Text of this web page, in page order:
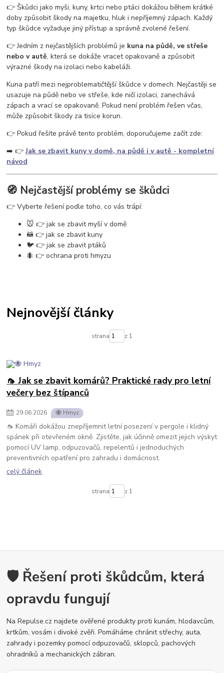
vosy v pergole
ochrana proti vosám
jak se zbavit vosího hnízda
odpuzovač vos
past na vosy
létající hmyz vosy v domě vosy ve střeše
👉 Škůdci jako myši, kuny, krtci nebo ptáci dokážou během krátké
doby způsobit škody na majetku, hluk i nepříjemný zápach. Každý
typ škůdce vyžaduje jiný přístup a správně zvolené řešení.
👉 Jedním z nejčastějších problémů je kuna na půdě, ve střeše
nebo v autě, která se dokáže vracet opakovaně a způsobit
výrazné škody na izolaci nebo kabeláži.
Kuna patří mezi nejproblematičtější škůdce v domech. Nejčastěji se
usazuje na půdě nebo ve střeše, kde ničí izolaci, zanechává
zápach a vrací se opakovaně. Pokud není problém řešen včas,
může způsobit škody za tisíce korun.
👉 Pokud řešíte právě tento problém, doporučujeme začít zde:
➡️ 👉Jak se zbavit kuny v domě, na půdě i v autě - kompletní
návod
🧭 Nejčastější problémy se škůdci
👉 Vyberte řešení podle toho, co vás trápí:
🐭 👉 jak se zbavit myší v domě
🦝 👉 jak se zbavit kuny
🐦 👉 jak se zbavit ptáků
🐜 👉 ochrana proti hmyzu
Nejnovější články
strana z 1
🦟 Jak se zbavit komárů? Praktické rady pro letní
večery bez štípanců
29.06.2026 🐝 Hmyz
🦟 Komáři dokážou znepříjemnit letní posezení v pergole i klidný
spánek při otevřeném okně. Zjistěte, jak účinně omezit jejich výskyt
pomocí UV lamp, odpuzovačů, repelentů i jednoduchých
preventivních opatření pro zahradu i domácnost.
celý článek
strana z 1
🛡️ Řešení proti škůdcům, která
opravdu fungují
Na Repulse.cz najdete ověřené produkty proti kunám, hlodavcům,
krtkům, vosám i divoké zvěři. Pomáháme chránit střechy, auta,
zahrady i pozemky pomocí odpuzovačů, sklopců, pachových
ohradníků a mechanických zábran.